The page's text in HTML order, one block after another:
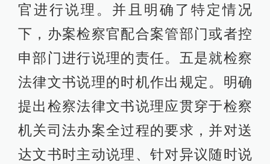
官进行说理。并且明确了特定情况
下，办案检察官配合案管部门或者控
申部门进行说理的责任。五是就检察
法律文书说理的时机作出规定。明确
提出检察法律文书说理应贯穿于检察
机关司法办案全过程的要求，并对送
达文书时主动说理、针对异议随时说